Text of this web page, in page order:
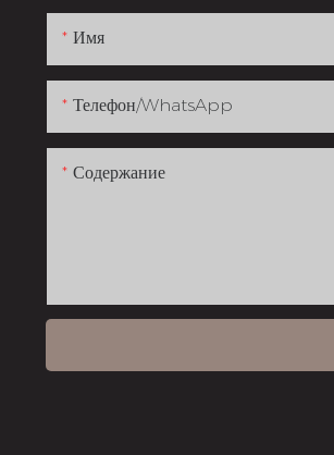
Имя
Телефон/WhatsApp
Содержание